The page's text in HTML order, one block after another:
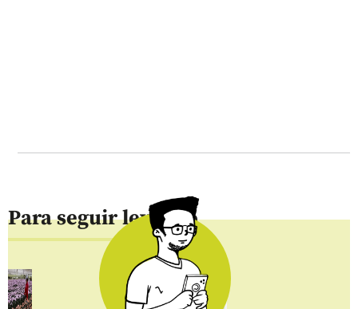
Para seguir leyendo